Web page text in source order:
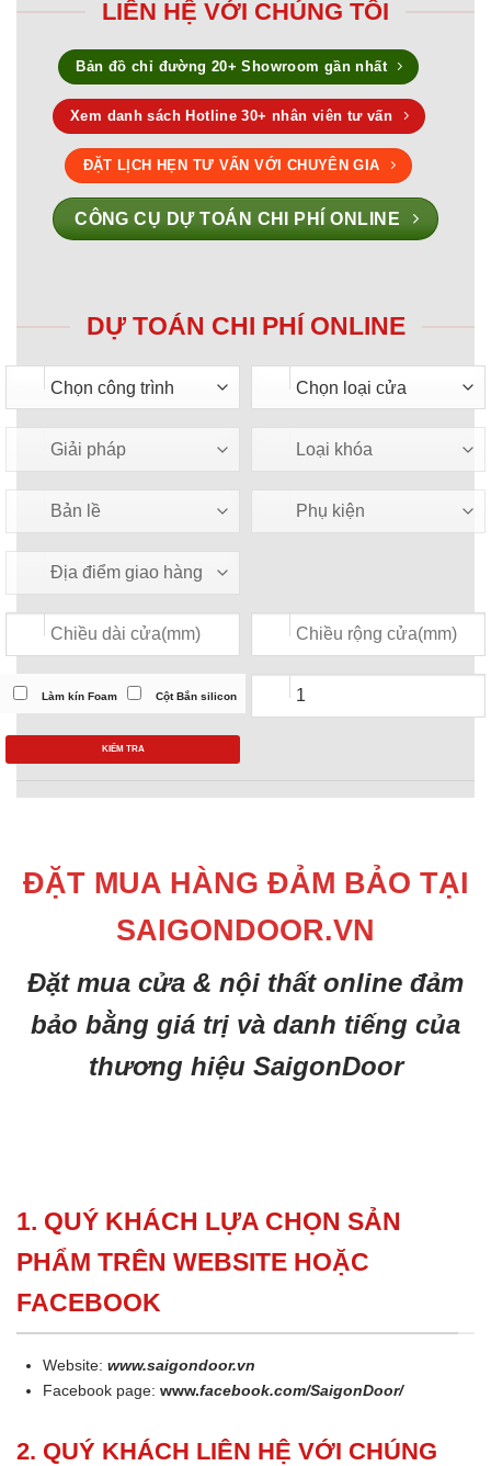
LIÊN HỆ VỚI CHÚNG TÔI
Bản đồ chỉ đường 20+ Showroom gần nhất
Xem danh sách Hotline 30+ nhân viên tư vấn
ĐẶT LỊCH HẸN TƯ VẤN VỚI CHUYÊN GIA
CÔNG CỤ DỰ TOÁN CHI PHÍ ONLINE
DỰ TOÁN CHI PHÍ ONLINE
Làm kín Foam Cột Bắn silicon
KIỂM TRA
ĐẶT MUA HÀNG ĐẢM BẢO TẠI
SAIGONDOOR.VN
Đặt mua cửa & nội thất online đảm
bảo bằng giá trị và danh tiếng của
thương hiệu SaigonDoor
1. QUÝ KHÁCH LỰA CHỌN SẢN
PHẨM TRÊN WEBSITE HOẶC
FACEBOOK
Website:www.saigondoor.vn
Facebook page:www.facebook.com/SaigonDoor/
2. QUÝ KHÁCH LIÊN HỆ VỚI CHÚNG